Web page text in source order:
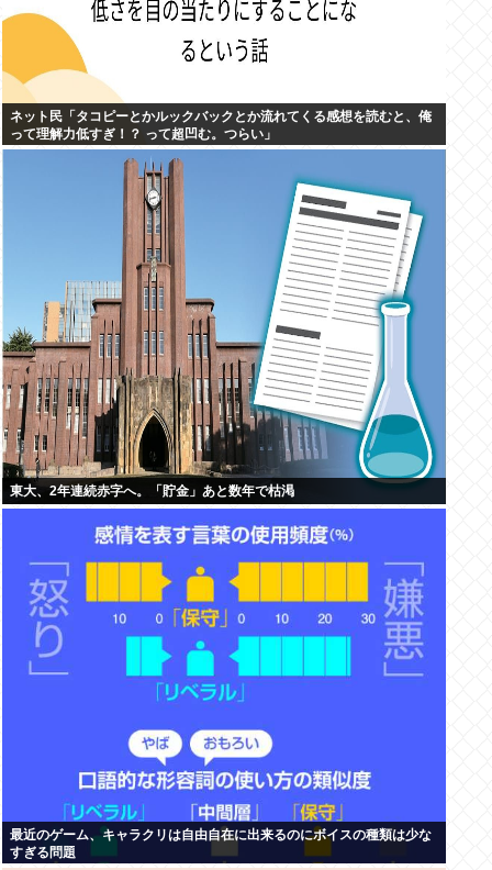
ネット民「タコピーとかルックバックとか流れてくる感想を読むと、俺
って理解力低すぎ！？ って超凹む。つらい」
東大、2年連続赤字へ。「貯金」あと数年で枯渇
最近のゲーム、キャラクリは自由自在に出来るのにボイスの種類は少な
すぎる問題